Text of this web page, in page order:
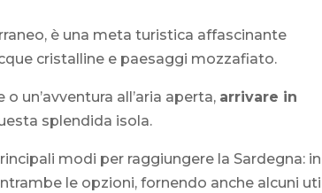
è una meta turistica affascinante
cristalline e paesaggi mozzafiato.
un’avventura all’aria aperta, arrivare in
splendida isola.
modi per raggiungere la Sardegna: in
le opzioni, fornendo anche alcuni